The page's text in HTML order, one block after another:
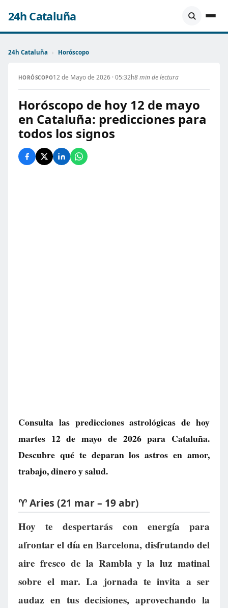
24h Cataluña
24h Cataluña › Horóscopo
HORÓSCOPO12 de Mayo de 2026 · 05:32h8 min de lectura
Horóscopo de hoy 12 de mayo
en Cataluña: predicciones para
todos los signos
Consulta las predicciones astrológicas de hoy
martes 12 de mayo de 2026 para Cataluña.
Descubre qué te deparan los astros en amor,
trabajo, dinero y salud.
♈ Aries (21 mar – 19 abr)
Hoy te despertarás con energía para
afrontar el día en Barcelona, disfrutando del
aire fresco de la Rambla y la luz matinal
sobre el mar. La jornada te invita a ser
audaz en tus decisiones, aprovechando la